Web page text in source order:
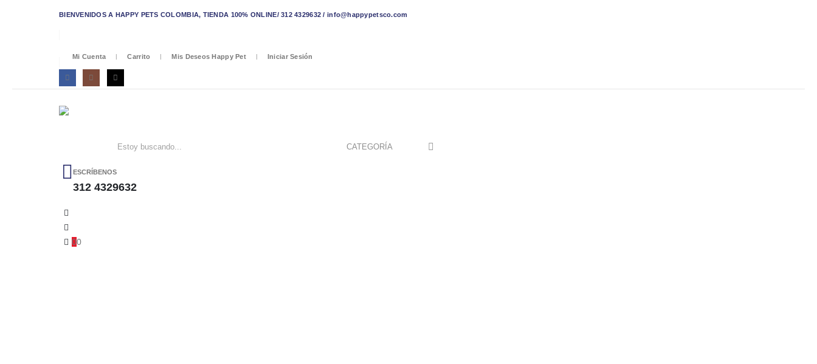
BIENVENIDOS A HAPPY PETS COLOMBIA, TIENDA 100% ONLINE/ 312 4329632 / info@happypetsco.com
Mi Cuenta Carrito Mis Deseos Happy Pet Iniciar Sesión
ESCRÍBENOS
312 4329632
00